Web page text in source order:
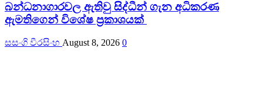
බන්ධනාගාරවල ඇතිවු සිද්ධීන් ගැන අධිකරණ
ඇමතිගෙන් විශේෂ ප්‍රකාශයක්
සසංගි වීරසිංහ August 8, 2026 0